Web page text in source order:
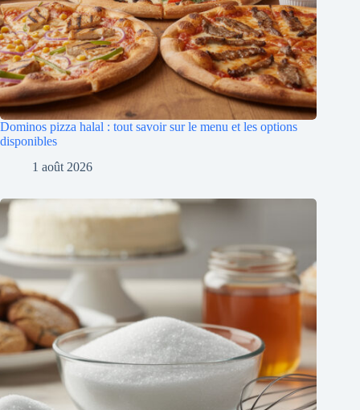
Dominos pizza halal : tout savoir sur le menu et les options
disponibles
1 août 2026